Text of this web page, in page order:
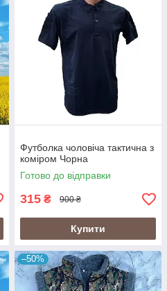
Футболка чоловіча тактична з
коміром Чорна
Готово до відправки
315 ₴ 900 ₴
Купити
–50%